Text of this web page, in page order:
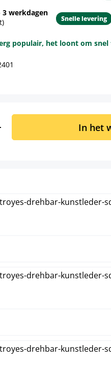
3 werkdagen
Snelle levering
populair, het loont om snel
Voer de
In het